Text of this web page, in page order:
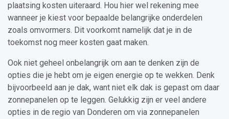
plaatsing kosten uiteraard. Hou hier wel rekening mee
wanneer je kiest voor bepaalde belangrijke onderdelen
zoals omvormers. Dit voorkomt namelijk dat je in de
toekomst nog meer kosten gaat maken.
Ook niet geheel onbelangrijk om aan te denken zijn de
opties die je hebt om je eigen energie op te wekken. Denk
bijvoorbeeld aan je dak, want niet elk dak is gepast om daar
zonnepanelen op te leggen. Gelukkig zijn er veel andere
opties in de regio van Donderen om via zonnepanelen